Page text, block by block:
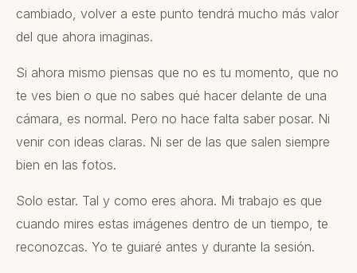
cambiado, volver a este punto tendrá mucho más valor
del que ahora imaginas.
Si ahora mismo piensas que no es tu momento, que no
te ves bien o que no sabes qué hacer delante de una
cámara, es normal. Pero no hace falta saber posar. Ni
venir con ideas claras. Ni ser de las que salen siempre
bien en las fotos.
Solo estar. Tal y como eres ahora. Mi trabajo es que
cuando mires estas imágenes dentro de un tiempo, te
reconozcas. Yo te guiaré antes y durante la sesión.